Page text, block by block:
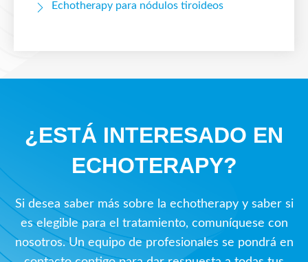
Echotherapy para nódulos tiroideos
¿ESTÁ INTERESADO EN
ECHOTERAPY?
Si desea saber más sobre la echotherapy y saber si
es elegible para el tratamiento, comuníquese con
nosotros. Un equipo de profesionales se pondrá en